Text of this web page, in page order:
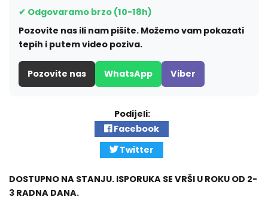
✔ Odgovaramo brzo (10-18h)
Pozovite nas ili nam pišite. Možemo vam pokazati
tepih i putem video poziva.
Pozovite nas WhatsApp Viber
Podijeli:
Facebook
Twitter
DOSTUPNO NA STANJU. ISPORUKA SE VRŠI U ROKU OD 2-
3 RADNA DANA.